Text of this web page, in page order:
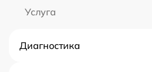
Услуга
Диагностика